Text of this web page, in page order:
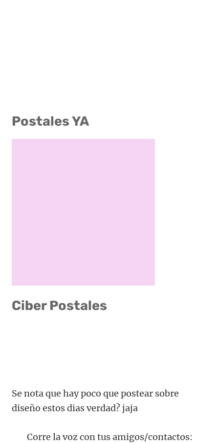
Postales YA
Ciber Postales
Se nota que hay poco que postear sobre
diseño estos dias verdad? jaja
Corre la voz con tus amigos/contactos: